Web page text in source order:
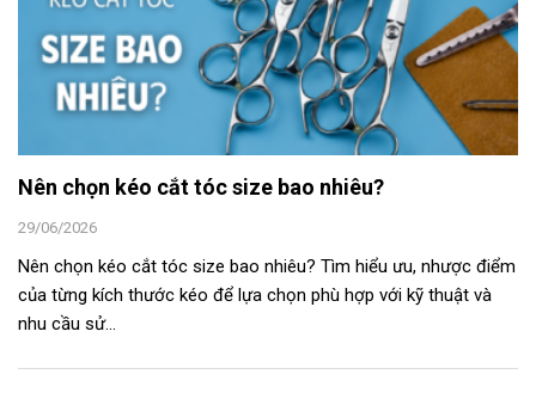
Nên chọn kéo cắt tóc size bao nhiêu?
29/06/2026
Nên chọn kéo cắt tóc size bao nhiêu? Tìm hiểu ưu, nhược điểm
của từng kích thước kéo để lựa chọn phù hợp với kỹ thuật và
nhu cầu sử...